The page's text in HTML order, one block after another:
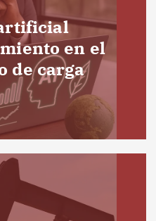
en el
de carga